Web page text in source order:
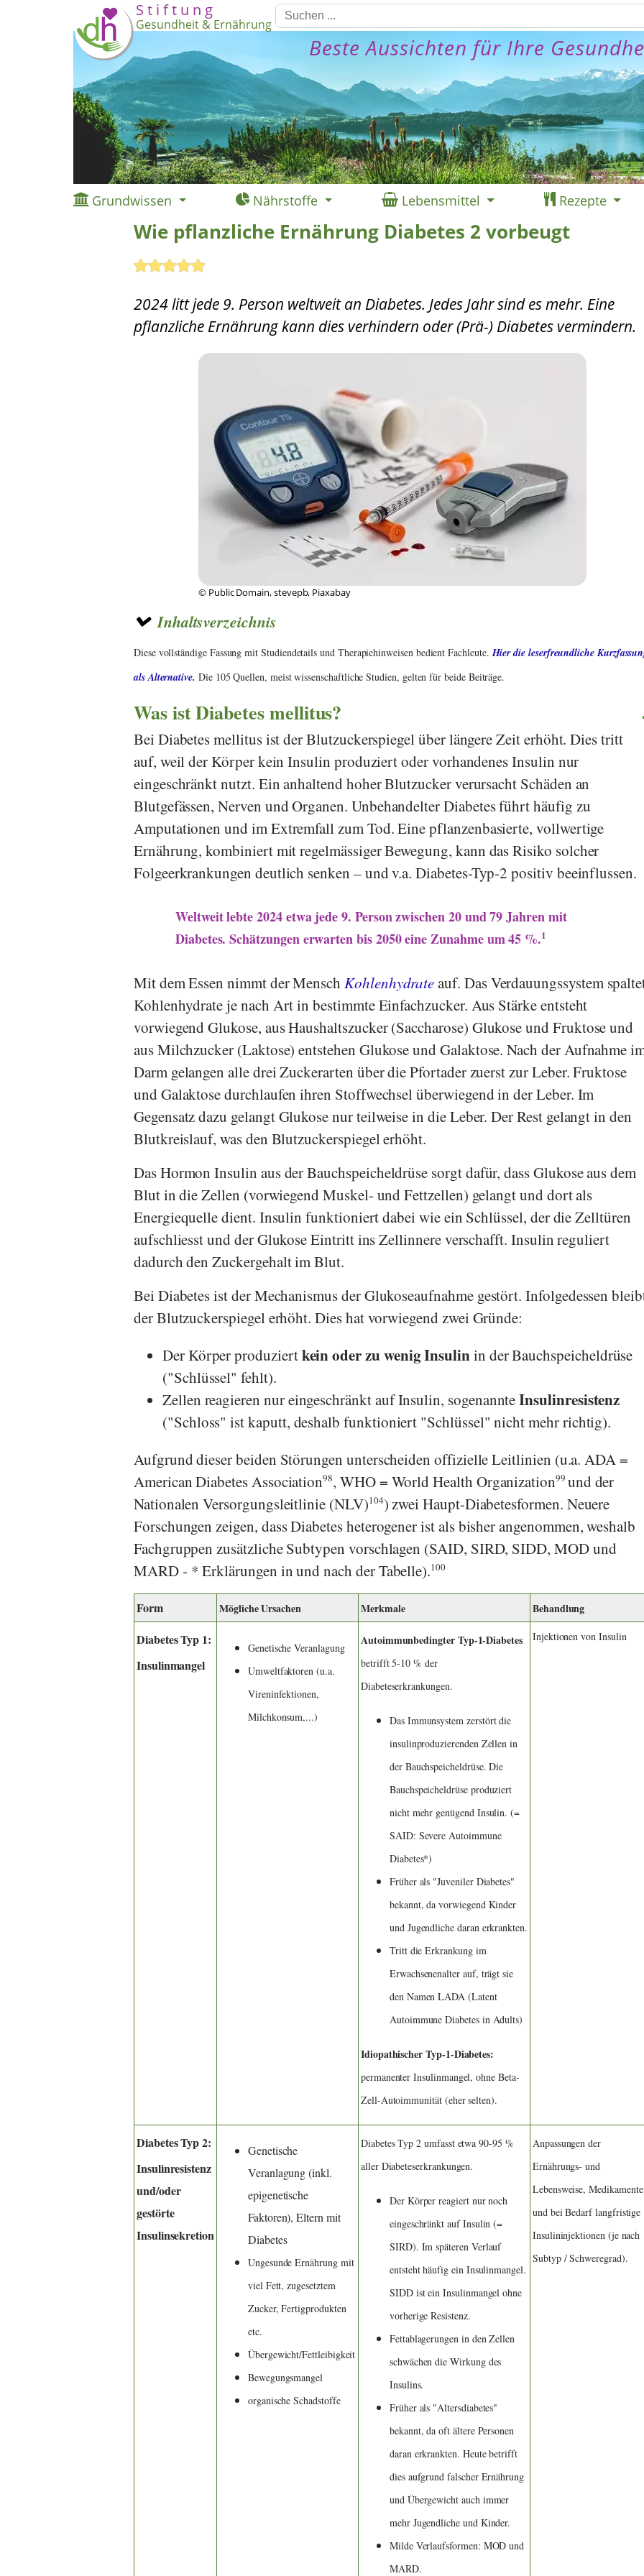
S t i f t u n g
Gesundheit & Ernährung
Beste Aussichten für Ihre
Grundwissen Nährstoffe Lebensmittel Rezepte
Wie pflanzliche Ernährung Diabetes 2 vorbeugt
2024 litt jede 9. Person weltweit an Diabetes. Jedes Jahr sind es mehr. Eine
pflanzliche Ernährung kann dies verhindern oder (Prä-) Diabetes vermindern.
© Public Domain, stevepb, Piaxabay
Inhaltsverzeichnis
Diese vollständige Fassung mit Studiendetails und Therapiehinweisen bedient Fachleute.Hier die leserfreundliche
als Alternative. Die 105 Quellen, meist wissenschaftliche Studien, gelten für beide Beiträge.
Was ist Diabetes mellitus?
Bei Diabetes mellitus ist der Blutzuckerspiegel über längere Zeit erhöht. Dies tritt
auf, weil der Körper kein Insulin produziert oder vorhandenes Insulin nur
eingeschränkt nutzt. Ein anhaltend hoher Blutzucker verursacht Schäden an
Blutgefässen, Nerven und Organen. Unbehandelter Diabetes führt häufig zu
Amputationen und im Extremfall zum Tod. Eine pflanzenbasierte, vollwertige
Ernährung, kombiniert mit regelmässiger Bewegung, kann das Risiko solcher
Folgeerkrankungen deutlich senken – und v.a. Diabetes-Typ-2 positiv beeinflussen.
Weltweit lebte 2024 etwa jede 9. Person zwischen 20 und 79 Jahren mit
Diabetes. Schätzungen erwarten bis 2050 eine Zunahme um 45 %.1
Mit dem Essen nimmt der MenschKohlenhydrateauf. Das Verdauungssystem
Kohlenhydrate je nach Art in bestimmte Einfachzucker. Aus Stärke entsteht
vorwiegend Glukose, aus Haushaltszucker (Saccharose) Glukose und Fruktose und
aus Milchzucker (Laktose) entstehen Glukose und Galaktose. Nach der Aufnahme
Darm gelangen alle drei Zuckerarten über die Pfortader zuerst zur Leber. Fruktose
und Galaktose durchlaufen ihren Stoffwechsel überwiegend in der Leber. Im
Gegensatz dazu gelangt Glukose nur teilweise in die Leber. Der Rest gelangt in den
Blutkreislauf, was den Blutzuckerspiegel erhöht.
Das Hormon Insulin aus der Bauchspeicheldrüse sorgt dafür, dass Glukose aus dem
Blut in die Zellen (vorwiegend Muskel- und Fettzellen) gelangt und dort als
Energiequelle dient. Insulin funktioniert dabei wie ein Schlüssel, der die Zelltüren
aufschliesst und der Glukose Eintritt ins Zellinnere verschafft. Insulin reguliert
dadurch den Zuckergehalt im Blut.
Bei Diabetes ist der Mechanismus der Glukoseaufnahme gestört. Infolgedessen
der Blutzuckerspiegel erhöht. Dies hat vorwiegend zwei Gründe:
Der Körper produziertkein oder zu wenig Insulinin der Bauchspeicheldrüse
("Schlüssel" fehlt).
Zellen reagieren nur eingeschränkt auf Insulin, sogenannteInsulinresistenz
("Schloss" ist kaputt, deshalb funktioniert "Schlüssel" nicht mehr richtig).
Aufgrund dieser beiden Störungen unterscheiden offizielle Leitlinien (u.a.ADA =
American Diabetes Association98, WHO = World Health Organization99 und der
Nationalen Versorgungsleitlinie (NLV)104) zwei Haupt-Diabetesformen. Neuere
Forschungen zeigen, dass Diabetes heterogener ist als bisher angenommen, weshalb
Fachgruppen zusätzliche Subtypen vorschlagen (SAID, SIRD, SIDD, MOD und
MARD - * Erklärungen in und nach der Tabelle).100
Form Mögliche Ursachen Merkmale Behandlung
Diabetes Typ 1:
Insulinmangel
Genetische Veranlagung
Umweltfaktoren (u.a.
Vireninfektionen,
Milchkonsum,...)
Autoimmunbedingter Typ-1-Diabetes
betrifft 5-10 % der
Diabeteserkrankungen.
Das Immunsystem zerstört die
insulinproduzierenden Zellen in
der Bauchspeicheldrüse. Die
Bauchspeicheldrüse produziert
nicht mehr genügend Insulin. (=
SAID: Severe Autoimmune
Diabetes*)
Früher als "Juveniler Diabetes"
bekannt, da vorwiegend Kinder
und Jugendliche daran erkrankten.
Tritt die Erkrankung im
Erwachsenenalter auf, trägt sie
den Namen LADA (Latent
Autoimmune Diabetes in Adults)
Idiopathischer Typ-1-Diabetes:
permanenter Insulinmangel, ohne Beta-
Zell-Autoimmunität (eher selten).
Injektionen von Insulin
Diabetes Typ 2:
Insulinresistenz
und/oder
gestörte
Insulinsekretion
Genetische
Veranlagung (inkl.
epigenetische
Faktoren), Eltern mit
Diabetes
Ungesunde Ernährung mit
viel Fett, zugesetztem
Zucker, Fertigprodukten
etc.
Übergewicht/Fettleibigkeit
Bewegungsmangel
organische Schadstoffe
Diabetes Typ 2 umfasst etwa 90-95 %
aller Diabeteserkrankungen.
Der Körper reagiert nur noch
eingeschränkt auf Insulin (=
SIRD). Im späteren Verlauf
entsteht häufig ein Insulinmangel.
SIDD ist ein Insulinmangel ohne
vorherige Resistenz.
Fettablagerungen in den Zellen
schwächen die Wirkung des
Insulins.
Früher als "Altersdiabetes"
bekannt, da oft ältere Personen
daran erkrankten. Heute betrifft
dies aufgrund falscher Ernährung
und Übergewicht auch immer
mehr Jugendliche und Kinder.
Milde Verlaufsformen: MOD und
MARD.
Anpassungen der
Ernährungs- und
Lebensweise, Medikamente
und bei Bedarf langfristige
Insulininjektionen (je nach
Subtyp / Schweregrad).